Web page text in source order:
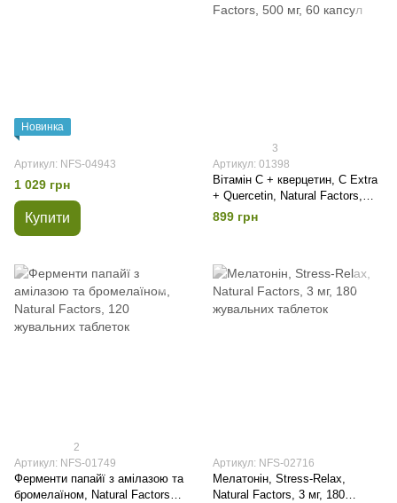
Новинка
Артикул: NFS-04943
1 029 грн
Купити
3
Артикул: 01398
Вітамін С + кверцетин, C Extra
+ Quercetin, Natural Factors,
500 мг, 60 капсул
899 грн
2
Артикул: NFS-01749
Ферменти папайї з амілазою та
бромелаїном, Natural Factors,
Артикул: NFS-02716
Мелатонін, Stress-Relax,
Natural Factors, 3 мг, 180